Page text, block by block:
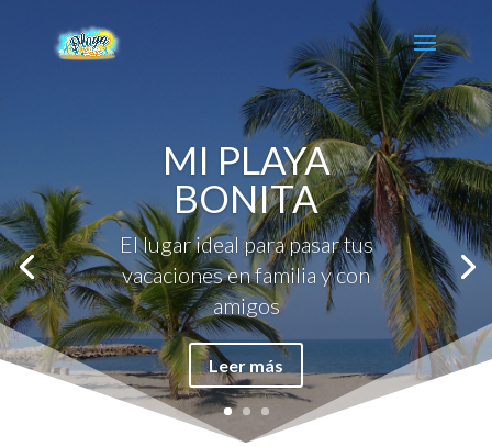
MI PLAYA
BONITA
El lugar ideal para pasar tus
vacaciones en familia y con
amigos
Leer más